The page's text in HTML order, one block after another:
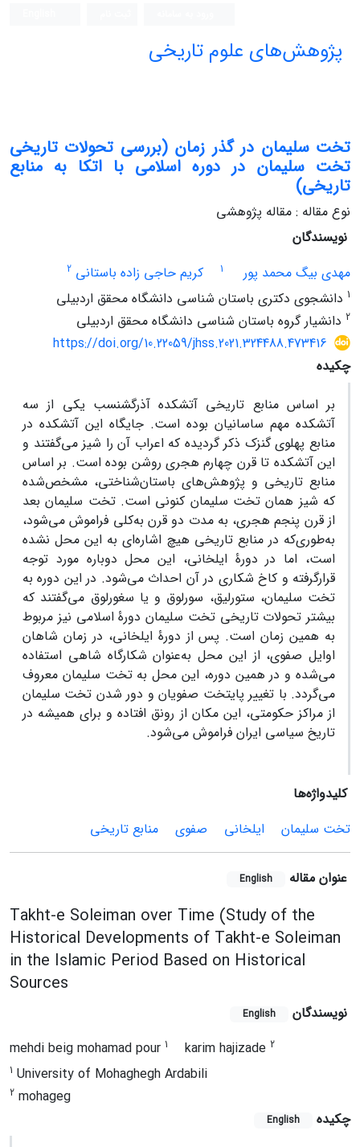
پژوهش‌های علوم تاریخی
تخت سلیمان در گذر زمان (بررسی تحولات تاریخی
تخت سلیمان در دوره اسلامی با اتکا به منابع
تاریخی)
نوع مقاله : مقاله پژوهشی
نویسندگان
مهدی بیگ محمد پور
1 کریم حاجی زاده باستانی 2
1 دانشجوی دکتری باستان شناسی دانشگاه محقق اردبیلی
2 دانشیار گروه باستان شناسی دانشگاه محقق اردبیلی
https://doi.org/10.22059/jhss.2021.324488.473416
چکیده
بر اساس منابع تاریخی آتشکده آذرگشنسب یکی از سه
آتشکده مهم ساسانیان بوده است. جایگاه این آتشکده در
منابع پهلوی گنزک ذکر گردیده که اعراب آن را شیز می‌گفتند و
این آتشکده تا قرن چهارم هجری روشن بوده است. بر اساس
منابع تاریخی و پژوهش‌های باستان‌شناختی، مشخص‌شده
که شیز همان تخت سلیمان کنونی است. تخت سلیمان بعد
از قرن پنجم هجری، به مدت دو قرن به‌کلی فراموش می‌شود،
به‌طوری‌که در منابع تاریخی هیچ اشاره‌ای به این محل نشده
است، اما در دورۀ ایلخانی، این محل دوباره مورد توجه
قرارگرفته و کاخ شکاری در آن احداث می‌شود. در این دوره به
تخت سلیمان، ستورلیق، سورلوق و یا سغورلوق می‌گفتند که
بیشتر تحولات تاریخی تخت سلیمان دورۀ اسلامی نیز مربوط
به همین زمان است. پس از دورۀ ایلخانی، در زمان شاهان
اوایل صفوی، از این محل به‌عنوان شکارگاه شاهی استفاده
می‌شده و در همین دوره، این محل به تخت سلیمان معروف
می‌گردد. با تغییر پایتخت صفویان و دور شدن تخت سلیمان
از مراکز حکومتی، این مکان از رونق افتاده و برای همیشه در
تاریخ سیاسی ایران فراموش می‌شود.
کلیدواژه‌ها
تخت سلیمان
ایلخانی صفوی منابع تاریخی
عنوان مقاله English
Takht-e Soleiman over Time (Study of the
Historical Developments of Takht-e Soleiman
in the Islamic Period Based on Historical
Sources
نویسندگان English
mehdi beig mohamad pour 1 karim hajizade 2
1 University of Mohaghegh Ardabili
2 mohageg
چکیده
English